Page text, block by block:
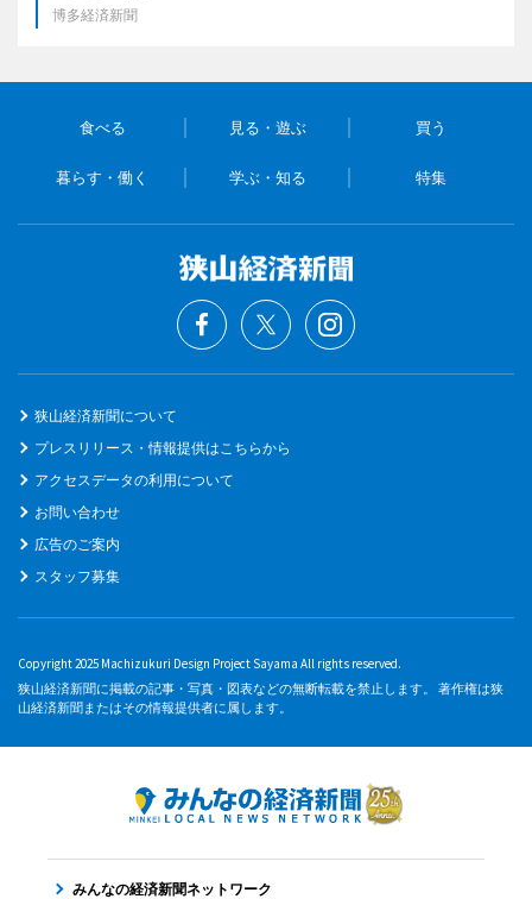
博多経済新聞
食べる 見る・遊ぶ 買う
暮らす・働く 学ぶ・知る 特集
狭山経済新聞について
プレスリリース・情報提供はこちらから
アクセスデータの利用について
お問い合わせ
広告のご案内
スタッフ募集
Copyright 2025 Machizukuri Design Project Sayama All rights reserved.
狭山経済新聞に掲載の記事・写真・図表などの無断転載を禁止します。 著作権は狭
山経済新聞またはその情報提供者に属します。
みんなの経済新聞ネットワーク